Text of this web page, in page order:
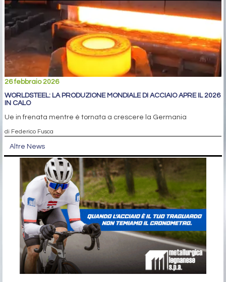
26 febbraio 2026
WORLDSTEEL: LA PRODUZIONE MONDIALE DI ACCIAIO APRE IL 2026
IN CALO
Ue in frenata mentre è tornata a crescere la Germania
di Federico Fusca
Altre News